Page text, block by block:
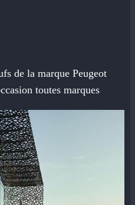
de la marque Peugeot
toutes marques